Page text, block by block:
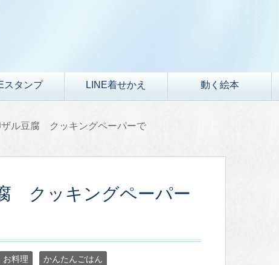
スタンプ LINE着せかえ 動く絵本
ル豆腐 クッキングペーパーで
クッキングペーパー
お料理 かんたんごはん